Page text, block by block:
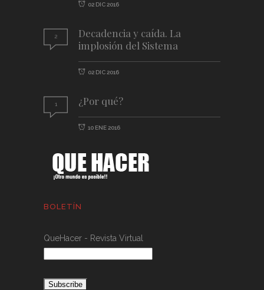
02 DIC 2016
2
Decadencia y caída. La
implosión del Sistema
02 DIC 2016
1 ¿Por qué?
10 ENE 2016
BOLETÍN
QueHacer - Revista Virtual